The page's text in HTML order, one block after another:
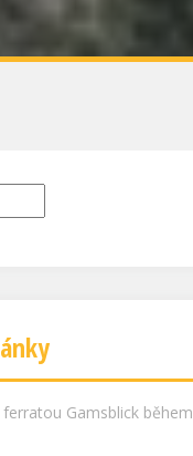
Gamsblick během